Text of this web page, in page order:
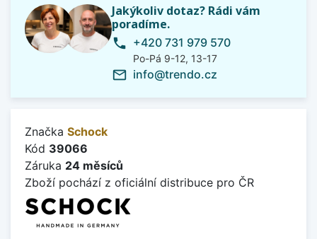
Jakýkoliv dotaz? Rádi vám
poradíme.
phone +420 731 979 570
Po-Pá 9-12, 13-17
mail_outline info@trendo.cz
Značka Schock
Kód 39066
Záruka 24 měsíců
Zboží pochází z oficiální distribuce pro ČR